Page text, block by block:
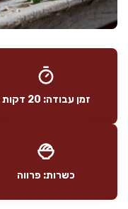
זמן עבודה: 20 דקות
כשרות: פרווה